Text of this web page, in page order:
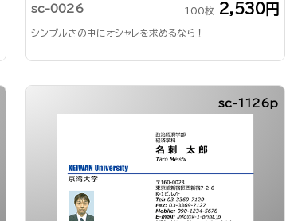
sc-0026 100枚 2,530円
シンプルさの中にオシャレを求めるなら！
sc-1126p